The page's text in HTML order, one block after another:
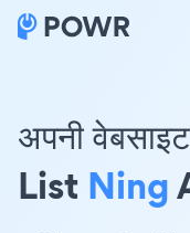
अपनी
List Ning